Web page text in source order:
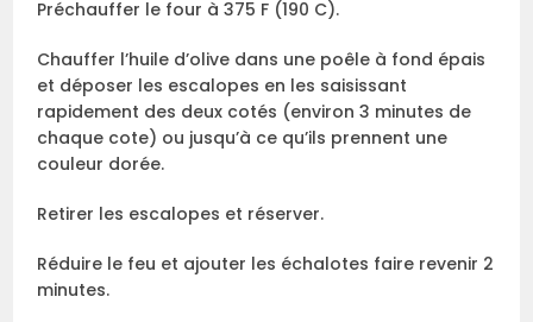
Préchauffer le four à 375 F (190 C).
Chauffer l’huile d’olive dans une poêle à fond épais
et déposer les escalopes en les saisissant
rapidement des deux cotés (environ 3 minutes de
chaque cote) ou jusqu’à ce qu’ils prennent une
couleur dorée.
Retirer les escalopes et réserver.
Réduire le feu et ajouter les échalotes faire revenir 2
minutes.